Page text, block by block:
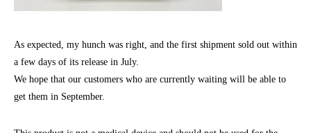
As expected, my hunch was right, and the first shipment sold out within
a few days of its release in July.
We hope that our customers who are currently waiting will be able to
get them in September.